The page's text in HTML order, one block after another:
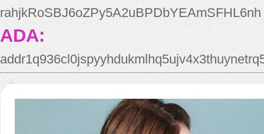
rahjkRoSBJ6oZPy5A2uBPDbYEAmSFHL6nh
ADA: